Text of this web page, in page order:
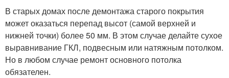
В старых домах после демонтажа старого покрытия
может оказаться перепад высот (самой верхней и
нижней точки) более 50 мм. В этом случае делайте сухое
выравнивание ГКЛ, подвесным или натяжным потолком.
Но в любом случае ремонт основного потолка
обязателен.